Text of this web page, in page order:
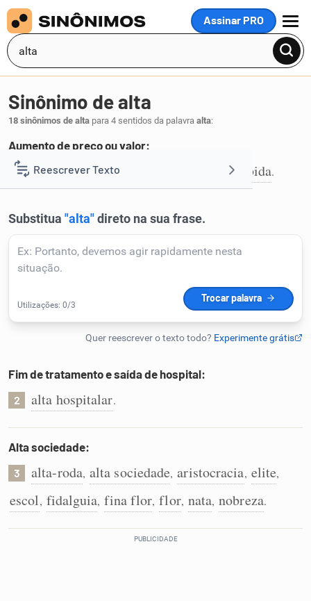
Assinar PRO
MENU
Reescrever Texto
Corrigir Texto
Humanizador de IA
Cata-letras
Conexões
Caça-palavras
Sinônimo de alta
18 sinônimos de alta para 4 sentidos da palavra alta:
Aumento de preço ou valor:
1 elevação,aumento ,subida.
Fim de tratamento e saída de hospital:
2 alta hospitalar.
Alta sociedade:
3 alta-roda, alta sociedade, aristocracia, elite,
escol, fidalguia, fina flor, flor, nata, nobreza.